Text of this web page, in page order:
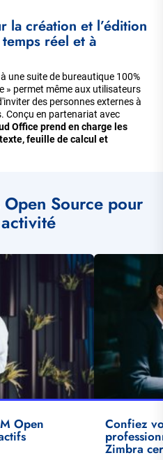
la création et l’édition
réel et à
une suite de bureautique 100%
» permet même aux utilisateurs
des personnes externes à
Conçu en partenariat avec
Office prend en charge les
feuille de calcul et
Source pour
Open
Illustration
vignette
Confiez
Zimbra